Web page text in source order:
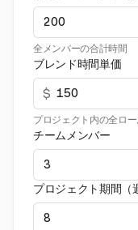
全メンバーの合計時間
ブレンド時間単価
$
プロジェクト内の全ロ
チームメンバー
プロジェクト期間（